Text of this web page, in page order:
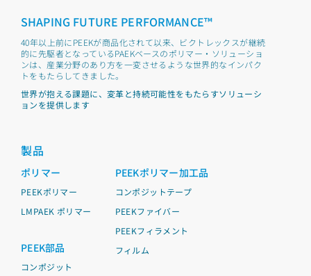
SHAPING FUTURE PERFORMANCE™
40年以上前にPEEKが商品化されて以来、ビクトレックスが継続
的に先駆者となっているPAEKベースのポリマー・ソリューショ
ンは、産業分野のあり方を一変させるような世界的なインパク
トをもたらしてきました。
世界が抱える課題に、変革と持続可能性をもたらすソリューシ
ョンを提供します
製品
ポリマー
PEEKポリマー
LMPAEK ポリマー
PEEK部品
コンポジット
PEEKポリマー加工品
コンポジットテープ
PEEKファイバー
PEEKフィラメント
フィルム